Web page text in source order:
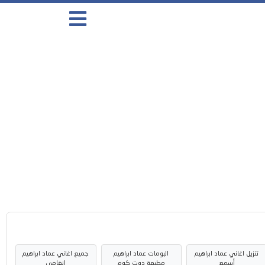
تنزيل اغاني عماد ابراهيم
أسمع
البومات عماد ابراهيم
مطبعة دوت كوم
جميع اغاني عماد ابراهيم
انغامي